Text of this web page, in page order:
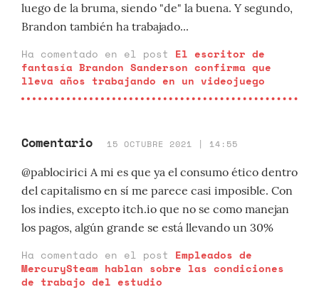
luego de la bruma, siendo "de" la buena. Y segundo,
Brandon también ha trabajado...
Ha comentado en el post El escritor de
fantasía Brandon Sanderson confirma que
lleva años trabajando en un videojuego
Comentario 15 OCTUBRE 2021 | 14:55
@pablocirici A mi es que ya el consumo ético dentro
del capitalismo en sí me parece casi imposible. Con
los indies, excepto itch.io que no se como manejan
los pagos, algún grande se está llevando un 30%
Ha comentado en el post Empleados de
MercurySteam hablan sobre las condiciones
de trabajo del estudio